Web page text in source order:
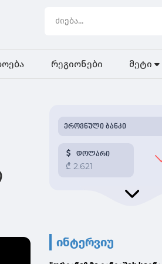
რეგიონები მეტი
ინტერვიუ